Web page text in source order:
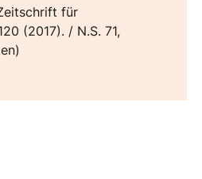
für
(2017). / N.S. 71,